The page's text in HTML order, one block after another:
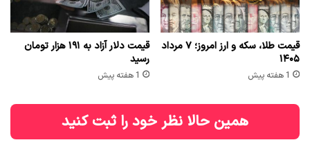
قیمت طلا، سکه و ارز امروز؛ ۷ مرداد
۱۴۰۵
1 هفته پیش
قیمت دلار آزاد به ۱۹۱ هزار تومان
رسید
1 هفته پیش
همین حالا نظر خود را ثبت کنید